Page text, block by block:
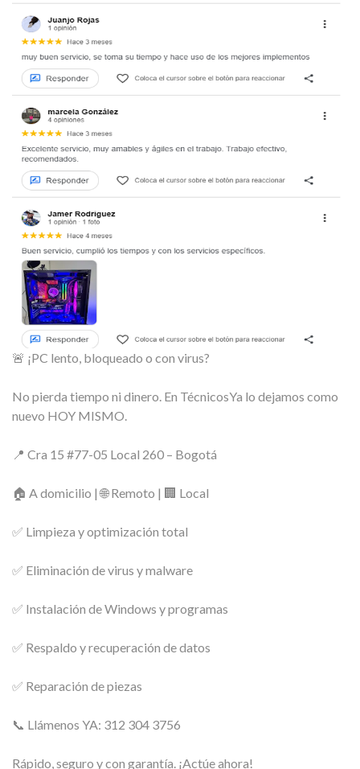
🚨 ¡PC lento, bloqueado o con virus?
No pierda tiempo ni dinero. En TécnicosYa lo dejamos como
nuevo HOY MISMO.
📍 Cra 15 #77-05 Local 260 – Bogotá
🏠 A domicilio | 🌐 Remoto | 🏢 Local
✅ Limpieza y optimización total
✅ Eliminación de virus y malware
✅ Instalación de Windows y programas
✅ Respaldo y recuperación de datos
✅ Reparación de piezas
📞 Llámenos YA: 312 304 3756
Rápido, seguro y con garantía. ¡Actúe ahora!